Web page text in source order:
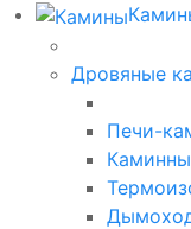
Дровяные
Печи-